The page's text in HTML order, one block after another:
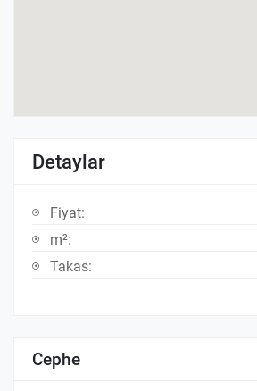
Detaylar
Fiyat:
m²:
Takas:
Cephe